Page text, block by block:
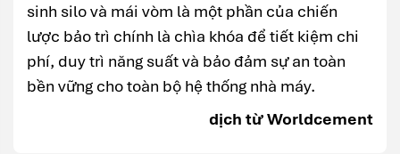
sinh silo và mái vòm là một phần của chiến
lược bảo trì chính là chìa khóa để tiết kiệm chi
phí, duy trì năng suất và bảo đảm sự an toàn
bền vững cho toàn bộ hệ thống nhà máy.
dịch từ Worldcement